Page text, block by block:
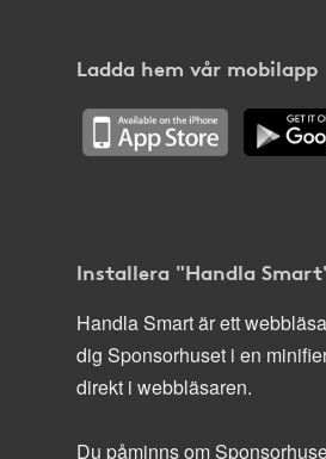
Ladda hem vår mobilapp
Installera "Handla
Handla Smart är ett
dig Sponsorhuset i en
direkt i webbläsaren.
Du påminns om